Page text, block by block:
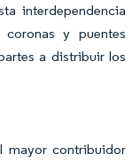
interdependencia
y puentes
a distribuir los
mayor contribuidor